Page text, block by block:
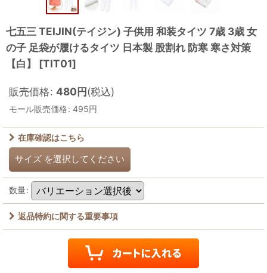
七五三 TEIJIN(テイジン) 子供用 和装タイツ 7歳 3歳 女
の子 足袋が履けるタイツ 日本製 股割れ 防寒 寒さ対策
【白】
[TIT01]
販売価格: 480円(税込)
モール販売価格: 495円
在庫確認はこちら
サイズ を選択してください
数量:
返品特約に関する重要事項